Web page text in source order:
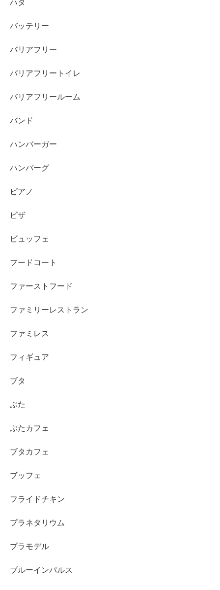
ハタ
バッテリー
バリアフリー
バリアフリートイレ
バリアフリールーム
バンド
ハンバーガー
ハンバーグ
ピアノ
ピザ
ビュッフェ
フードコート
ファーストフード
ファミリーレストラン
ファミレス
フィギュア
ブタ
ぶた
ぶたカフェ
ブタカフェ
ブッフェ
フライドチキン
プラネタリウム
プラモデル
ブルーインパルス